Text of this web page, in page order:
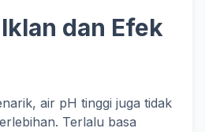
dan Efek
air pH tinggi juga tidak
Terlalu basa